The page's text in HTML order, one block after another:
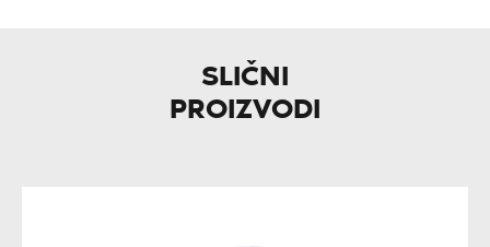
SLIČNI
PROIZVODI